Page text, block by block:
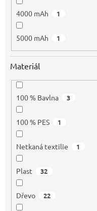
4000 mAh 1
5000 mAh 1
Materiál
100 % Bavlna 3
100 % PES 1
Netkaná textilie 1
Plast 32
Dřevo 22